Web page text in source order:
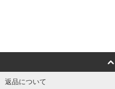
返品について